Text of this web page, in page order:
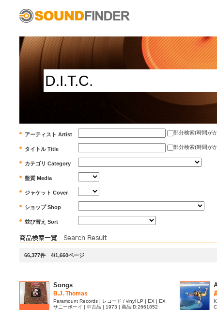
アーティスト Artist 部分検索(時間が
タイトル Title 部分検索(時間が
カテゴリ Category
盤質 Media
ジャケット Cover
ショップ Shop
並び替え Sort
66,377件 4/1,660ページ
Songs
B.J. Thomas
Paramount Records | レコード / vinyl LP | EX | EX
サニーボーイ | 中古品 | 1973 | 商品ID:2661852